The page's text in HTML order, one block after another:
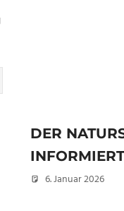
DER
INFORMIERT
6. Januar 2026